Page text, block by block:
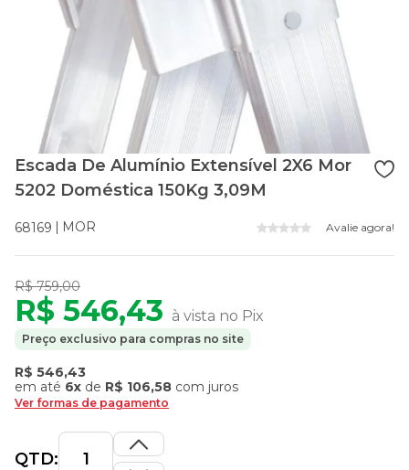
Escada De Alumínio Extensível 2X6 Mor
5202 Doméstica 150Kg 3,09M
68169 MOR Avalie agora!
R$ 759,00
R$ 546,43 à vista no Pix
Preço exclusivo para compras no site
R$ 546,43
em até 6x de R$ 106,58 com juros
Ver formas de pagamento
QTD: